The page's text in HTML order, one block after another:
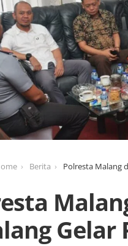
Berita Polresta Malang
Gelar